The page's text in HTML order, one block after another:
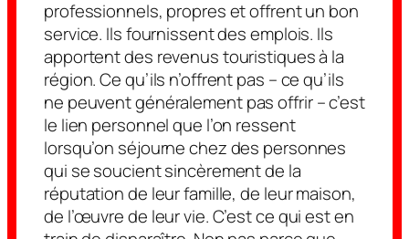
professionnels, propres et offrent un bon
service. Ils fournissent des emplois. Ils
apportent des revenus touristiques à la
région. Ce qu’ils n’offrent pas – ce qu’ils
ne peuventgénéralementpasoffrir – c’est
le lien personnel que l’on ressent
lorsqu’on séjourne chez des personnes
qui se soucient sincèrement de la
réputation de leur famille, de leur maison,
de l’œuvre de leur vie. C’est ce qui est en